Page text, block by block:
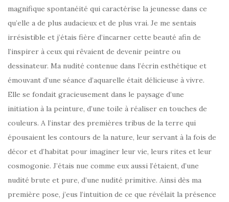
magnifique spontanéité qui caractérise la jeunesse dans ce
qu’elle a de plus audacieux et de plus vrai. Je me sentais
irrésistible et j’étais fière d’incarner cette beauté afin de
l’inspirer à ceux qui rêvaient de devenir peintre ou
dessinateur. Ma nudité contenue dans l’écrin esthétique et
émouvant d’une séance d’aquarelle était délicieuse à vivre.
Elle se fondait gracieusement dans le paysage d’une
initiation à la peinture, d’une toile à réaliser en touches de
couleurs. A l’instar des premières tribus de la terre qui
épousaient les contours de la nature, leur servant à la fois de
décor et d’habitat pour imaginer leur vie, leurs rites et leur
cosmogonie. J’étais nue comme eux aussi l’étaient, d’une
nudité brute et pure, d’une nudité primitive. Ainsi dès ma
première pose, j’eus l’intuition de ce que révélait la présence